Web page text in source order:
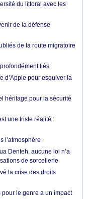
du littoral avec les
de la défense
de la route migratoire
liés
d’Apple pour esquiver la
héritage pour la sécurité
une triste réalité :
l’atmosphère
Denteh, aucune loi n’a
de sorcellerie
la crise des droits
le genre a un impact